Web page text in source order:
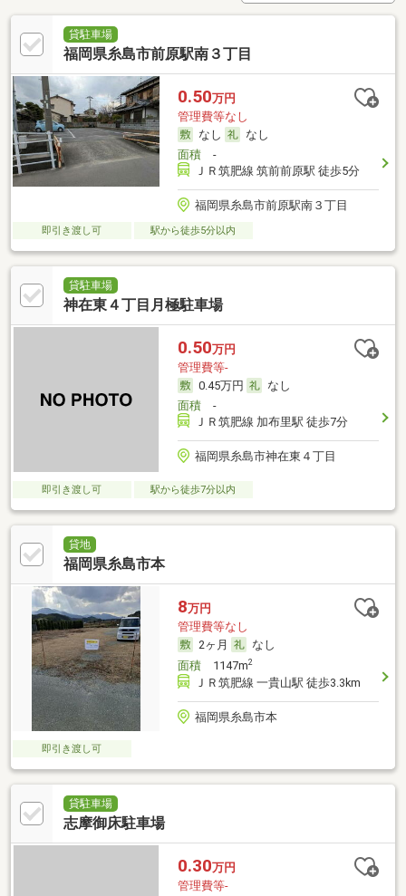
貸駐車場
福岡県糸島市前原駅南３丁目
0.50万円
管理費等なし
なし
なし
面積-
ＪＲ筑肥線 筑前前原駅 徒歩5分
福岡県糸島市前原駅南３丁目
即引き渡し可 駅から徒歩5分以内
貸駐車場
神在東４丁目月極駐車場
0.50万円
管理費等-
0.45万円
なし
面積-
ＪＲ筑肥線 加布里駅 徒歩7分
福岡県糸島市神在東４丁目
即引き渡し可 駅から徒歩7分以内
貸地
福岡県糸島市本
8万円
管理費等なし
2ヶ月
なし
面積1147m2
ＪＲ筑肥線 一貴山駅 徒歩3.3km
福岡県糸島市本
即引き渡し可
貸駐車場
志摩御床駐車場
0.30万円
管理費等-